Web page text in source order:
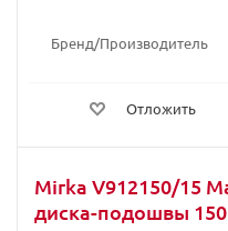
Бренд/Производитель
Отложить
Mirka V912150/15
диска-подошвы